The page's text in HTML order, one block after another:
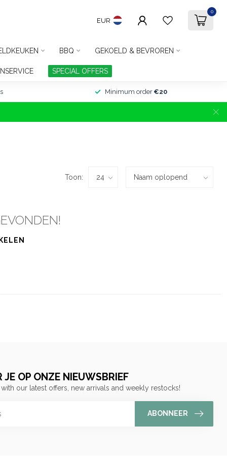
EUR
0
BBQ GEKOELD & BEVROREN
SPECIAL OFFERS
Minimum order €20
Toon:
JE OP ONZE NIEUWSBRIEF
our latest offers, new arrivals and weekly restocks!
ABONNEER